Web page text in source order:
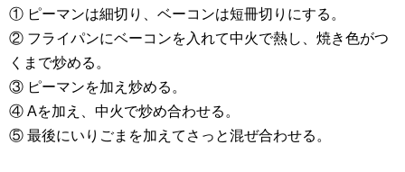
① ピーマンは細切り、ベーコンは短冊切りにする。
② フライパンにベーコンを入れて中火で熱し、焼き色がつ
くまで炒める。
③ ピーマンを加え炒める。
④ Aを加え、中火で炒め合わせる。
⑤ 最後にいりごまを加えてさっと混ぜ合わせる。